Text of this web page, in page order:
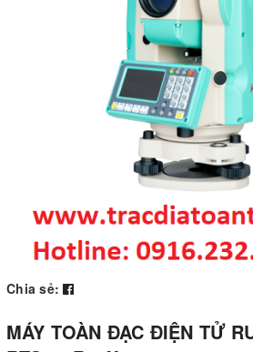
Chia sẻ:
MÁY TOÀN ĐẠC ĐIỆN TỬ